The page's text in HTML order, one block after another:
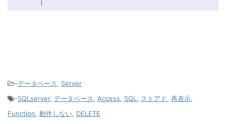
-データベース, Server
-SQLserver, データベース, Access, SQL , ストアド, 再表示,
Function, 動作しない, DELETE